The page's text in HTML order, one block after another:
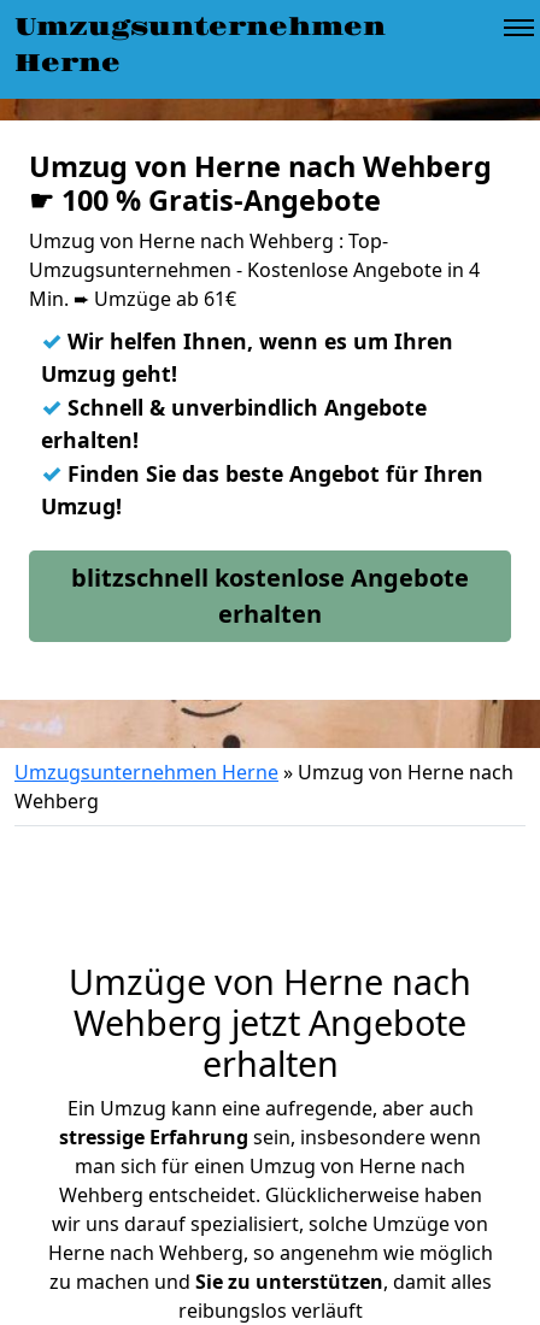
Umzugsunternehmen
Herne
Umzug von Herne nach Wehberg
☛ 100 % Gratis-Angebote
Umzug von Herne nach Wehberg : Top-
Umzugsunternehmen - Kostenlose Angebote in 4
Min. ➨ Umzüge ab 61€
✓ Wir helfen Ihnen, wenn es um Ihren
Umzug geht!
✓ Schnell & unverbindlich Angebote
erhalten!
✓ Finden Sie das beste Angebot für Ihren
Umzug!
blitzschnell kostenlose Angebote
erhalten
Umzugsunternehmen Herne» Umzug von Herne nach
Wehberg
Umzüge von Herne nach
Wehberg jetzt Angebote
erhalten
Ein Umzug kann eine aufregende, aber auch
stressige Erfahrung sein, insbesondere wenn
man sich für einen Umzug von Herne nach
Wehberg entscheidet. Glücklicherweise haben
wir uns darauf spezialisiert, solche Umzüge von
Herne nach Wehberg, so angenehm wie möglich
zu machen und Sie zu unterstützen, damit alles
reibungslos verläuft